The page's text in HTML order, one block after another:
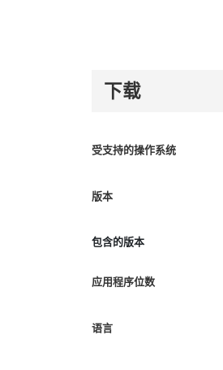
下载
受支持的操作系统
版本
包含的版本
应用程序位数
语言